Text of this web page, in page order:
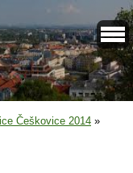
Češkovice 2014 »